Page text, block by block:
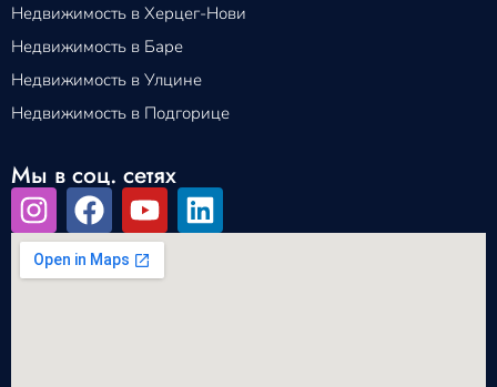
Недвижимость в Херцег-Нови
Недвижимость в Баре
Недвижимость в Улцине
Недвижимость в Подгорице
Мы в соц. сетях